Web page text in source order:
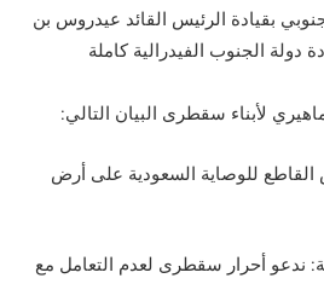
بقيادة الرئيس القائد عيدروس بن
دولة الجنوب الفيدرالية كاملة
لأبناء سقطرى البيان التالي:
للوصاية السعودية على أرض
ندعو أحرار سقطرى لعدم التعامل مع